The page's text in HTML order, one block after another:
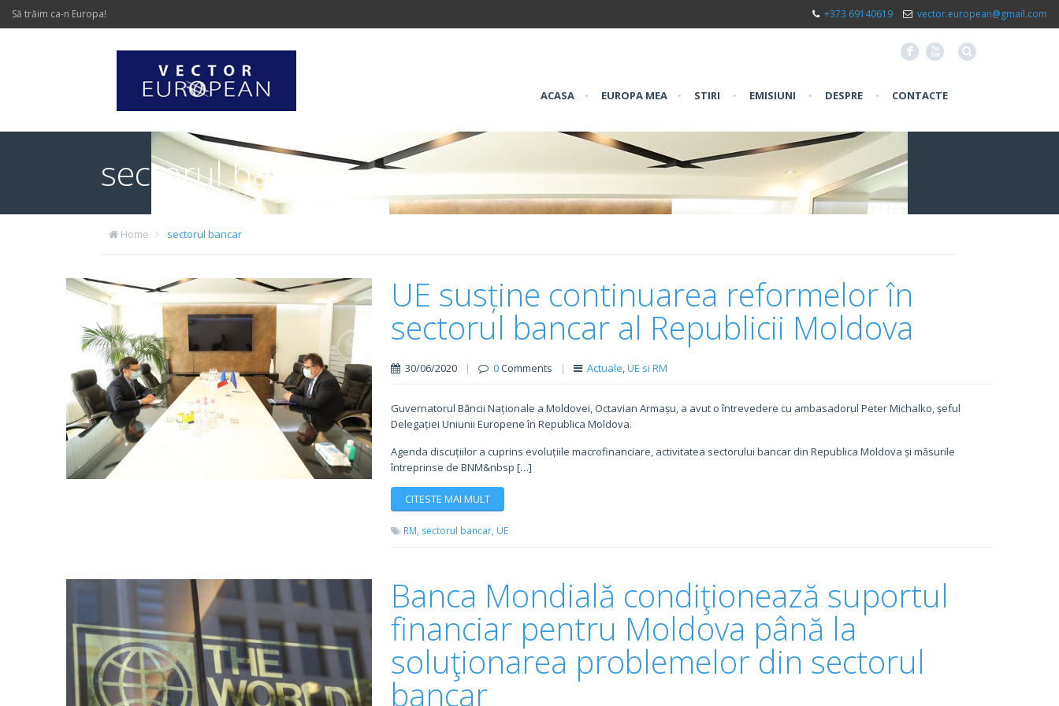
Să trăim ca-n Europa! +373 69140619 vector.european@gmail.com
F X
ACASA • EUROPA MEA • STIRI • EMISIUNI • DESPRE • CONTACTE
sectorul bancar
Home sectorul bancar
UE susține continuarea reformelor în
sectorul bancar al Republicii Moldova
30/06/2020 | 0Comments | Actuale,UE si RM
Guvernatorul Băncii Naționale a Moldovei, Octavian Armașu, a avut o întrevedere cu ambasadorul Peter Michalko, șeful
Delegației Uniunii Europene în Republica Moldova.
Agenda discuțiilor a cuprins evoluțiile macrofinanciare, activitatea sectorului bancar din Republica Moldova și măsurile
întreprinse de BNM&nbsp […]
CITESTE MAI MULT
RM, sectorul bancar, UE
Banca Mondială condiţionează suportul
financiar pentru Moldova până la
soluţionarea problemelor din sectorul
bancar